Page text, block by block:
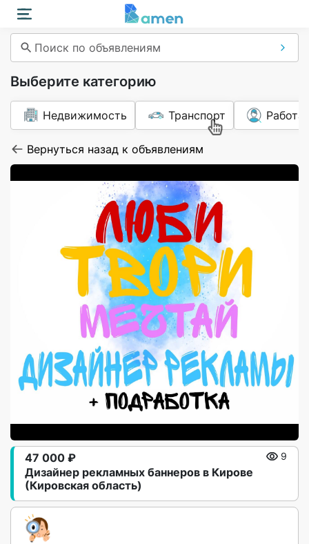
Поиск по объявлениям
Выберите категорию
Недвижимость Транспорт Работа
Вернуться назад к объявлениям
Дизайнер рекламных баннеров в Кирове
(Кировская область)
47 000 ₽ 9